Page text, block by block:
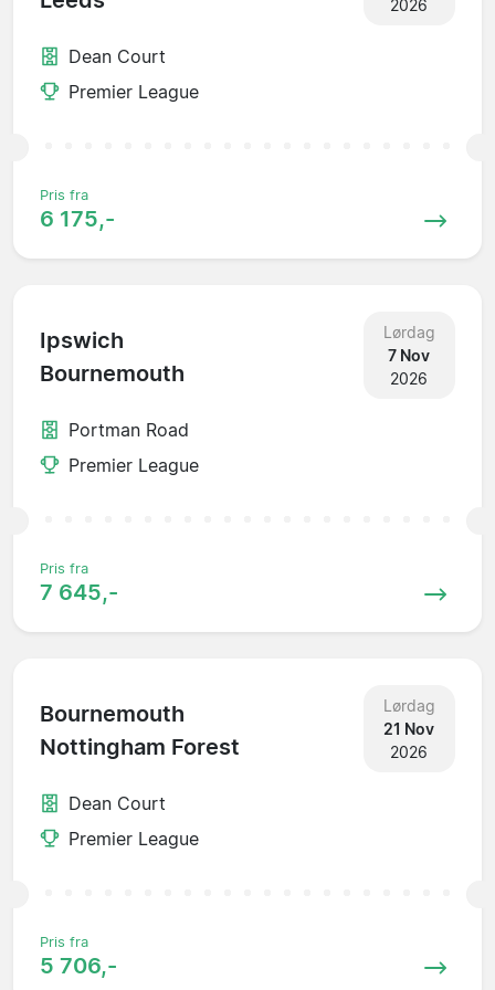
2026
Dean Court
Premier League
Pris fra
6 175,-
Ipswich
Bournemouth
Lørdag
7 Nov
2026
Portman Road
Premier League
Pris fra
7 645,-
Bournemouth
Nottingham Forest
Lørdag
21 Nov
2026
Dean Court
Premier League
Pris fra
5 706,-